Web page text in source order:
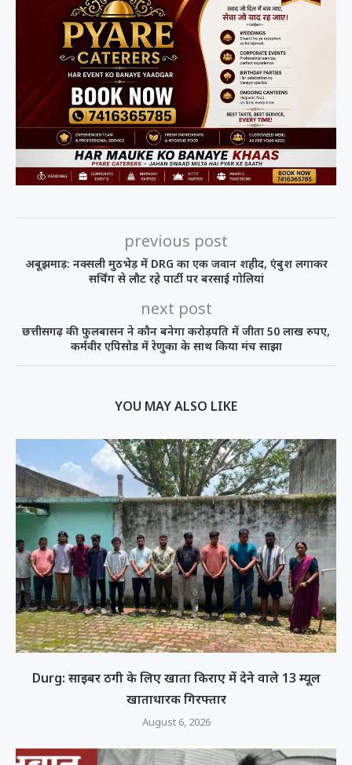
previous post
अबूझमाड़: नक्सली मुठभेड़ में DRG का एक जवान शहीद, एंबुश लगाकर
सर्चिंग से लौट रहे पार्टी पर बरसाई गोलियां
next post
छत्तीसगढ़ की फुलबासन ने कौन बनेगा करोड़पति में जीता 50 लाख रुपए,
कर्मवीर एपिसोड में रेणुका के साथ किया मंच साझा
YOU MAY ALSO LIKE
Durg: साइबर ठगी के लिए खाता किराए में देने वाले 13 म्यूल
खाताधारक गिरफ्तार
August 6, 2026